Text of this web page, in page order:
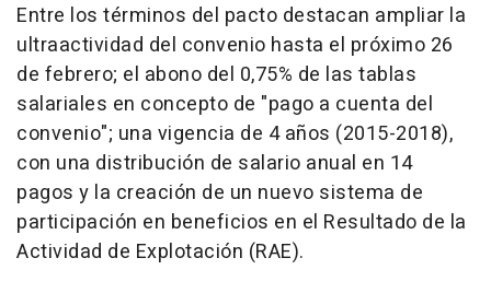
Entre los términos del pacto destacan ampliar la
ultraactividad del convenio hasta el próximo 26
de febrero; el abono del 0,75% de las tablas
salariales en concepto de "pago a cuenta del
convenio"; una vigencia de 4 años (2015-2018),
con una distribución de salario anual en 14
pagos y la creación de un nuevo sistema de
participación en beneficios en el Resultado de la
Actividad de Explotación (RAE).